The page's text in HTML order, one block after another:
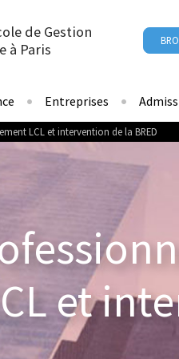
et
de Gestion
à Paris
Entreprises
LCL et intervention de la BRED